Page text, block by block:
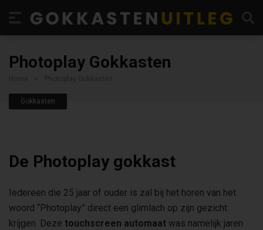
Photoplay Gokkasten
Gokkasten
De Photoplay gokkast
Iedereen die 25 jaar of ouder is zal bij het horen van het
woord “Photoplay” direct een glimlach op zijn gezicht
krijgen. Deze touchscreen automaat was namelijk jaren